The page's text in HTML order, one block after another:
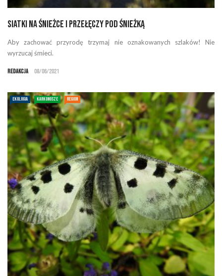
Siatki na Śnieżce i Przełęczy pod Śnieżką
Aby zachować przyrodę trzymaj nie oznakowanych szlaków! Nie
wyrzucaj śmieci.
Redakcja 08/06/2021
EKOLOGIA KARKONOSZE REGION